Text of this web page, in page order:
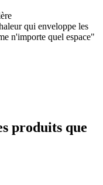
qui enveloppe les
n'importe quel espace"
produits que